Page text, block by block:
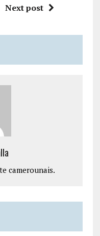
Next post
camerounais.